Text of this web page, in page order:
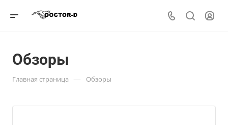
Обзоры
Главная страница — Обзоры